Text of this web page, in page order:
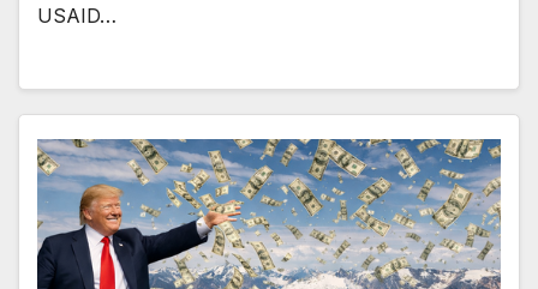
USAID…